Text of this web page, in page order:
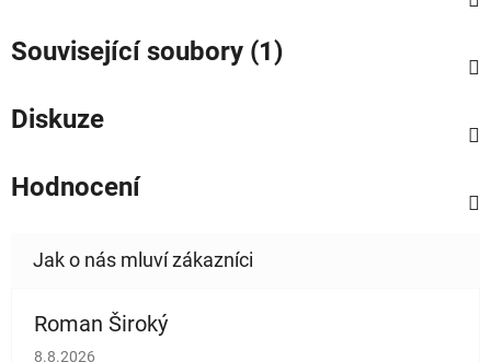
Související soubory (1)
Diskuze
Hodnocení
Roman Široký
Hodnocení obchodu je 5 z 5 hvězdiček.
8.8.2026